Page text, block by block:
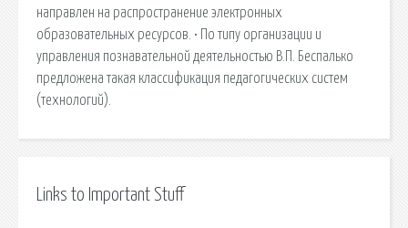
направлен на распространение электронных
образовательных ресурсов. • По типу организации и
управления познавательной деятельностью В.П. Беспалько
предложена такая классификация педагогических систем
(технологий).
Links to Important Stuff